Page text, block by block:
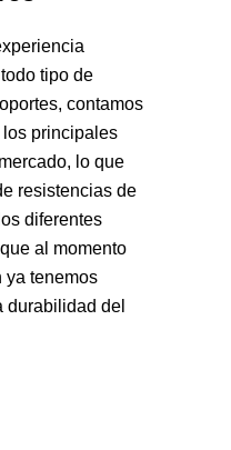
tipo de
contamos
principales
lo que
resistencias de
diferentes
al momento
ya tenemos
durabilidad del